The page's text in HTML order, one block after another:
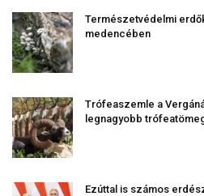
Természetvédelmi
medencében
Trófeaszemle a
legnagyobb
Ezúttal is számos